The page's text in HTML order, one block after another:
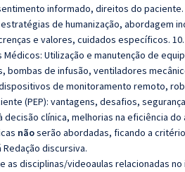
informado, direitos do paciente.
de humanização, abordagem
e valores, cuidados específicos.
Utilização e manutenção de
bombas de infusão, ventiladores
de monitoramento remoto,
(PEP): vantagens, desafios,
clínica, melhorias na eficiência do
nãoserão abordadas, ficando a
discursiva.
as disciplinas/videoaulas relacionadas